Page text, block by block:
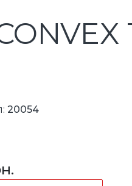
20054